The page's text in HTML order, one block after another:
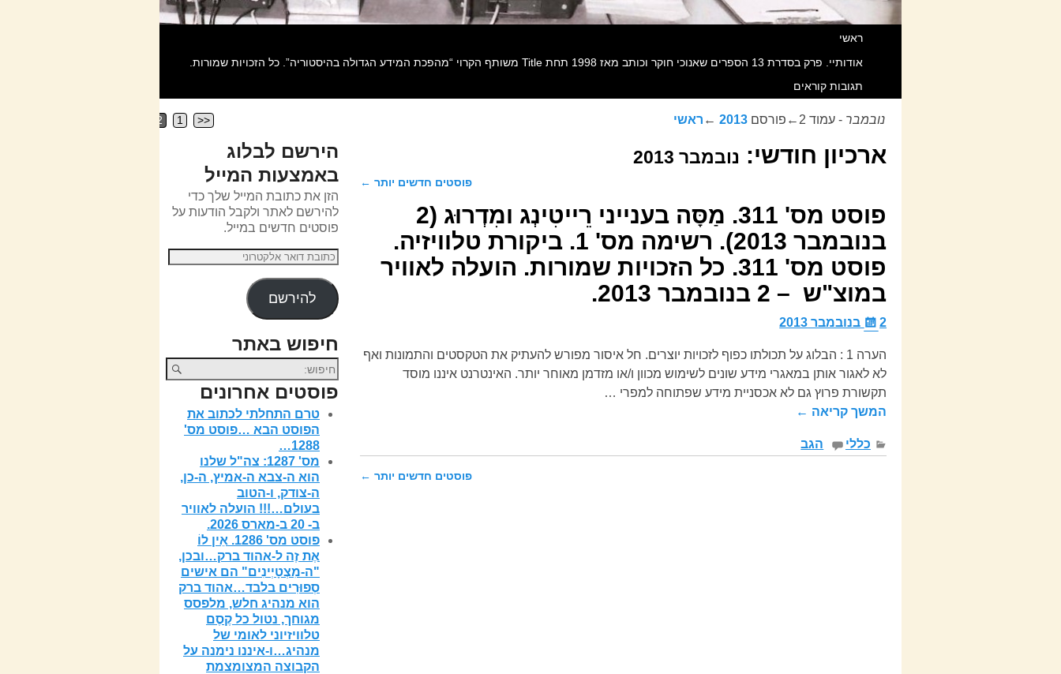
ראשי
אודותיי. פרק בסדרת 13 הספרים שאנוכי חוקר וכותב מאז 1998 תחת Title משותף הקרוי “מהפכת המידע הגדולה בהיסטוריה”. כל הזכויות שמורות.
תגובות קוראים
נובמבר - עמוד 2←פורסם 2013
← ראשי <<
1
2
ארכיון חודשי: נובמבר 2013
פוסטים חדשים יותר ←
פוסט מס' 311. מַסָּה בענייני רֵייטִינְג ומִדְרוּג (2
בנובמבר 2013). רשימה מס' 1. ביקורת טלוויזיה.
פוסט מס' 311. כל הזכויות שמורות. הועלה לאוויר
במוצ"ש – 2 בנובמבר 2013.
2 בנובמבר 2013
הערה 1 : הבלוג על תכולתו כפוף לזכויות יוצרים. חל איסור מפורש להעתיק את הטקסטים והתמונות ואף
לא לאגור אותן במאגרי מידע שונים לשימוש מכוון ו/או מזדמן מאוחר יותר. האינטרנט איננו מוסד
תקשורת פרוץ גם לא אכסניית מידע שפתוחה למפרי …
המשך קריאה ←
כללי הגב
פוסטים חדשים יותר ←
הירשם לבלוג
באמצעות המייל
הזן את כתובת המייל שלך כדי
להירשם לאתר ולקבל הודעות על
פוסטים חדשים במייל.
להירשם
חיפוש באתר
פוסטים אחרונים
טרם התחלתי לכתוב את
הפוסט הבא …פוסט מס'
1288…
מס' 1287: צה"ל שלנו
הוא ה-צבא ה-אמיץ, ה-כן,
ה-צודק, ו-הטוב
בעולם…!!! הועלה לאוויר
ב- 20 ב-מארס 2026.
פוסט מס' 1286. אֵין לוֹ
אֶת זֶה ל-אהוד ברק…ובכן,
"ה-מִצְטָיְינִים" הם אישים
סְפוּרִים בלבד…אהוד ברק
הוא מנהיג חלש, מלפסס
מגוחך, נטול כל קֶסֶם
טלוויזיוני לאומי של
מנהיג…ו-איננו נימנה על
הקבוצה המצומצמת